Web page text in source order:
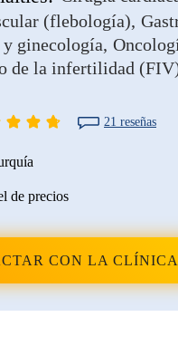
(flebología)
ginecología
de la infertilidad
21 reseñas
de precios
CON LA CLÍNICA